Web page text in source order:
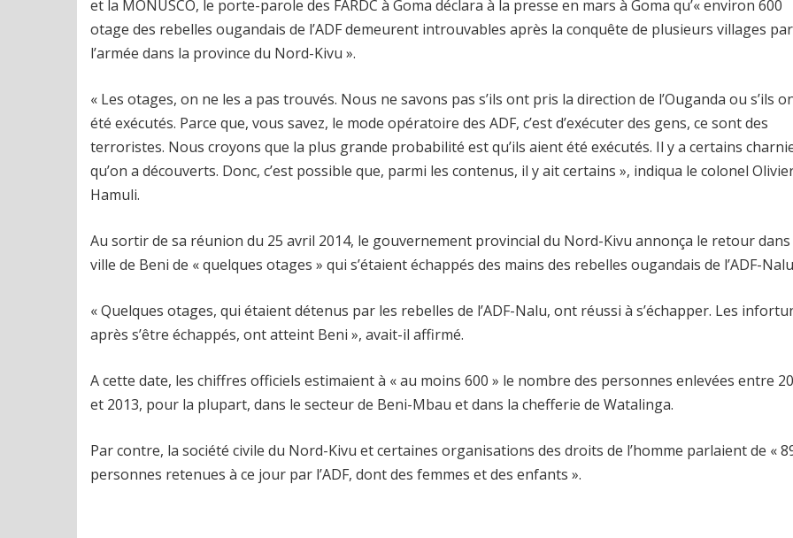
et la MONUSCO, le porte-parole des FARDC à Goma déclara à la presse en mars à Goma qu’« environ 600
otage des rebelles ougandais de l’ADF demeurent introuvables après la conquête de plusieurs villages par
l’armée dans la province du Nord-Kivu ».
« Les otages, on ne les a pas trouvés. Nous ne savons pas s’ils ont pris la direction de l’Ouganda ou s’ils
été exécutés. Parce que, vous savez, le mode opératoire des ADF, c’est d’exécuter des gens, ce sont des
terroristes. Nous croyons que la plus grande probabilité est qu’ils aient été exécutés. Il y a certains
qu’on a découverts. Donc, c’est possible que, parmi les contenus, il y ait certains », indiqua le colonel
Hamuli.
Au sortir de sa réunion du 25 avril 2014, le gouvernement provincial du Nord-Kivu annonça le retour dans
ville de Beni de « quelques otages » qui s’étaient échappés des mains des rebelles ougandais de l’ADF-
« Quelques otages, qui étaient détenus par les rebelles de l’ADF-Nalu, ont réussi à s’échapper. Les
après s’être échappés, ont atteint Beni », avait-il affirmé.
A cette date, les chiffres officiels estimaient à « au moins 600 » le nombre des personnes enlevées entre
et 2013, pour la plupart, dans le secteur de Beni-Mbau et dans la chefferie de Watalinga.
Par contre, la société civile du Nord-Kivu et certaines organisations des droits de l’homme parlaient de «
personnes retenues à ce jour par l’ADF, dont des femmes et des enfants ».